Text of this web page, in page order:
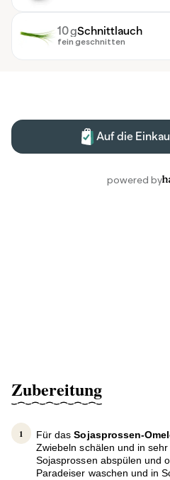
Zubereitung
Für dasSojasprossen-
Zwiebeln schälen und in
Sojasprossen abspülen und
Paradeiser waschen und in